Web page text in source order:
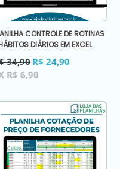
CONTROLE DE ROTINAS
DIÁRIOS EM EXCEL
34,90R$ 24,90
R$ 6,90